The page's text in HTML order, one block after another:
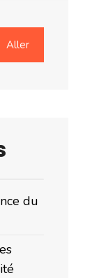
Aller
du